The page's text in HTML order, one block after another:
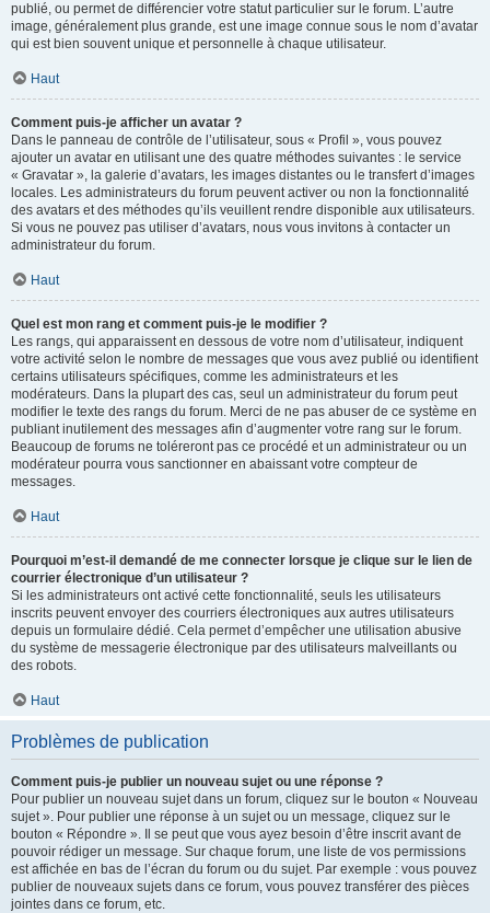
publié, ou permet de différencier votre statut particulier sur le forum. L’autre
image, généralement plus grande, est une image connue sous le nom d’avatar
qui est bien souvent unique et personnelle à chaque utilisateur.
Haut
Comment puis-je afficher un avatar ?
Dans le panneau de contrôle de l’utilisateur, sous « Profil », vous pouvez
ajouter un avatar en utilisant une des quatre méthodes suivantes : le service
« Gravatar », la galerie d’avatars, les images distantes ou le transfert d’images
locales. Les administrateurs du forum peuvent activer ou non la fonctionnalité
des avatars et des méthodes qu’ils veuillent rendre disponible aux utilisateurs.
Si vous ne pouvez pas utiliser d’avatars, nous vous invitons à contacter un
administrateur du forum.
Haut
Quel est mon rang et comment puis-je le modifier ?
Les rangs, qui apparaissent en dessous de votre nom d’utilisateur, indiquent
votre activité selon le nombre de messages que vous avez publié ou identifient
certains utilisateurs spécifiques, comme les administrateurs et les
modérateurs. Dans la plupart des cas, seul un administrateur du forum peut
modifier le texte des rangs du forum. Merci de ne pas abuser de ce système en
publiant inutilement des messages afin d’augmenter votre rang sur le forum.
Beaucoup de forums ne toléreront pas ce procédé et un administrateur ou un
modérateur pourra vous sanctionner en abaissant votre compteur de
messages.
Haut
Pourquoi m’est-il demandé de me connecter lorsque je clique sur le lien de
courrier électronique d’un utilisateur ?
Si les administrateurs ont activé cette fonctionnalité, seuls les utilisateurs
inscrits peuvent envoyer des courriers électroniques aux autres utilisateurs
depuis un formulaire dédié. Cela permet d’empêcher une utilisation abusive
du système de messagerie électronique par des utilisateurs malveillants ou
des robots.
Haut
Problèmes de publication
Comment puis-je publier un nouveau sujet ou une réponse ?
Pour publier un nouveau sujet dans un forum, cliquez sur le bouton « Nouveau
sujet ». Pour publier une réponse à un sujet ou un message, cliquez sur le
bouton « Répondre ». Il se peut que vous ayez besoin d’être inscrit avant de
pouvoir rédiger un message. Sur chaque forum, une liste de vos permissions
est affichée en bas de l’écran du forum ou du sujet. Par exemple : vous pouvez
publier de nouveaux sujets dans ce forum, vous pouvez transférer des pièces
jointes dans ce forum, etc.